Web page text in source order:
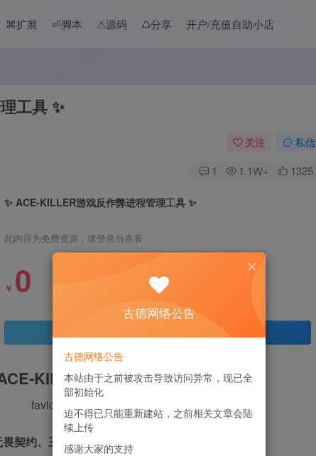
⌘扩展 ⏎脚本 ⚠︎源码 ♺分享 开户/充值自助小店
工具 ✨
关注 私信
1 1.1W+ 1325
✨ ACE-KILLER游戏反作弊进程管理工具 ✨
此内容为免费资源，请登录后查看
￥ 0
KILLER
契约、三角洲行动等使用ACE反作弊的游戏设计
古德网络公告
古德网络公告
本站由于之前被攻击导致访问异常，现已全
部初始化
迫不得已只能重新建站，之前相关文章会陆
续上传
感谢大家的支持